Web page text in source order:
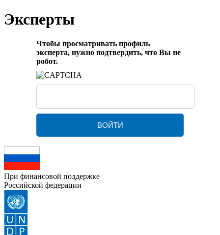
Эксперты
Чтобы просматривать профиль
эксперта, нужно подтвердить, что Вы не
робот.
При финансовой поддержке
Российской федерации